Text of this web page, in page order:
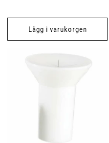
Lägg i varukorgen